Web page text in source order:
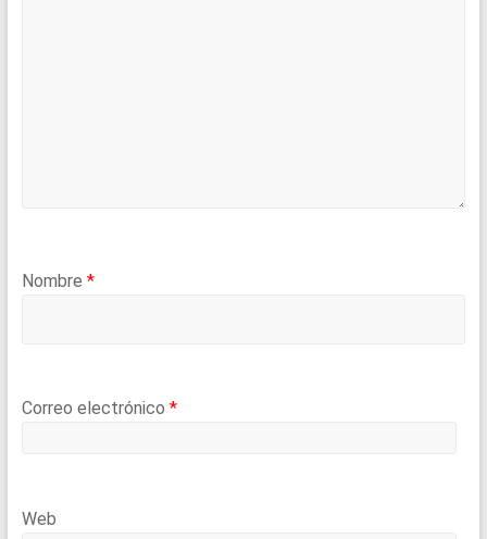
Nombre *
Correo electrónico *
Web